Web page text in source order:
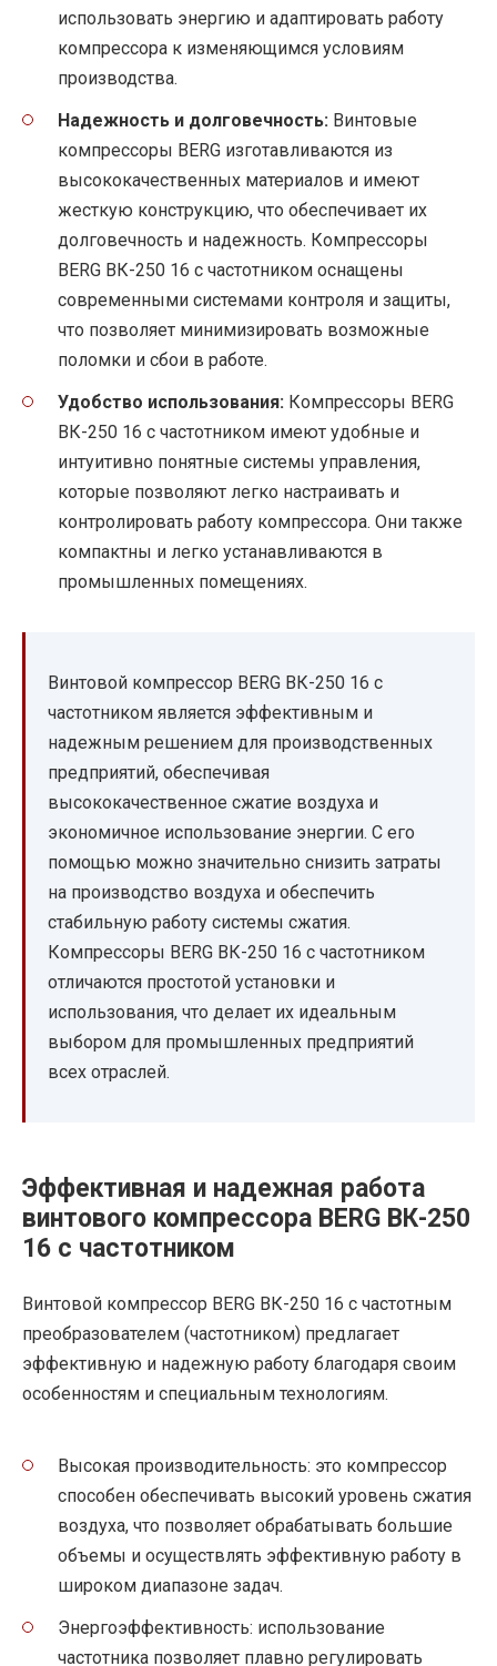
использовать энергию и адаптировать работу
компрессора к изменяющимся условиям
производства.
Надежность и долговечность: Винтовые
компрессоры BERG изготавливаются из
высококачественных материалов и имеют
жесткую конструкцию, что обеспечивает их
долговечность и надежность. Компрессоры
BERG ВК-250 16 с частотником оснащены
современными системами контроля и защиты,
что позволяет минимизировать возможные
поломки и сбои в работе.
Удобство использования: Компрессоры BERG
ВК-250 16 с частотником имеют удобные и
интуитивно понятные системы управления,
которые позволяют легко настраивать и
контролировать работу компрессора. Они также
компактны и легко устанавливаются в
промышленных помещениях.
Винтовой компрессор BERG ВК-250 16 с
частотником является эффективным и
надежным решением для производственных
предприятий, обеспечивая
высококачественное сжатие воздуха и
экономичное использование энергии. С его
помощью можно значительно снизить затраты
на производство воздуха и обеспечить
стабильную работу системы сжатия.
Компрессоры BERG ВК-250 16 с частотником
отличаются простотой установки и
использования, что делает их идеальным
выбором для промышленных предприятий
всех отраслей.
Эффективная и надежная работа
винтового компрессора BERG ВК-250
16 с частотником
Винтовой компрессор BERG ВК-250 16 с частотным
преобразователем (частотником) предлагает
эффективную и надежную работу благодаря своим
особенностям и специальным технологиям.
Высокая производительность: это компрессор
способен обеспечивать высокий уровень сжатия
воздуха, что позволяет обрабатывать большие
объемы и осуществлять эффективную работу в
широком диапазоне задач.
Энергоэффективность: использование
частотника позволяет плавно регулировать